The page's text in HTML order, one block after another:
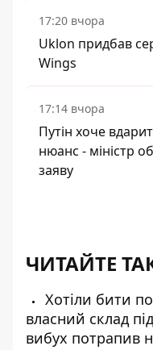
17:20 вчора
Uklon придбав
Wings
17:14 вчора
Путін хоче
нюанс - міністр
заяву
ЧИТАЙТЕ
Хотіли бити
власний склад
вибух потрапив